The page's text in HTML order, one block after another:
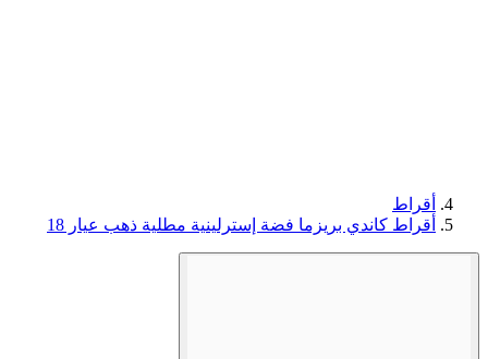
أقراط
أقراط كاندي بريزما فضة إسترلينية مطلية ذهب عيار 18